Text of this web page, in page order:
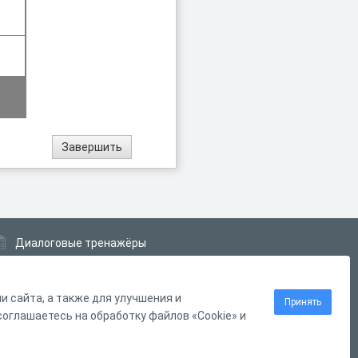
Диалоговые тренажёры
Система Дистанционного Обучения
сайта, а также для улучшения и
на обработку файлов «Cookie» и
Принять